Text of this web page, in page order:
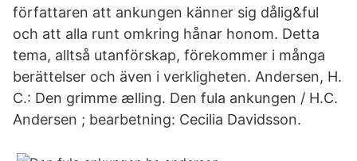
författaren att ankungen känner sig dålig&ful
och att alla runt omkring hånar honom. Detta
tema, alltså utanförskap, förekommer i många
berättelser och även i verkligheten. Andersen, H.
C.: Den grimme ælling. Den fula ankungen / H.C.
Andersen ; bearbetning: Cecilia Davidsson.